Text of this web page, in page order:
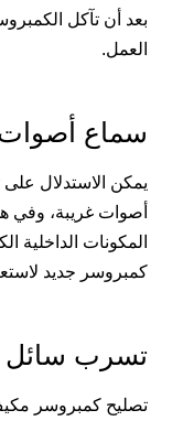
بعد أن تآكل
العمل.
سماع أصوات
يمكن الاستدلال
أصوات غريبة، وفي
المكونات الداخلية
كمبروسر جديد
تسرب سائل
تصليح كمبروسر